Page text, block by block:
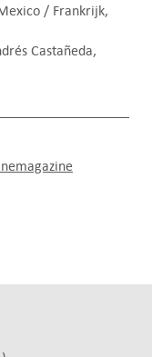
/ Frankrijk,
Castañeda,